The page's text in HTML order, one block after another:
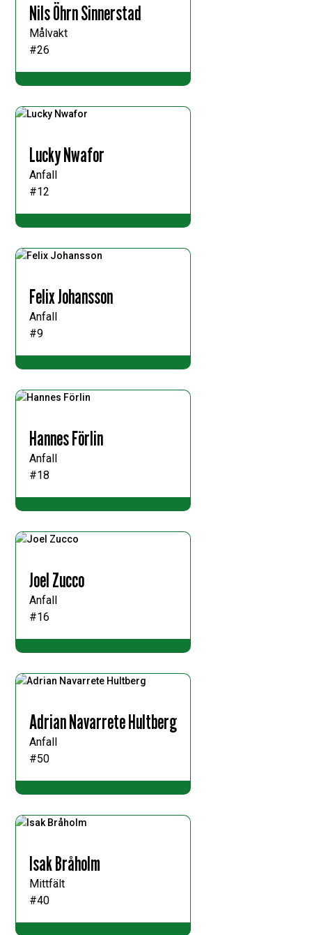
Nils Öhrn Sinnerstad
Målvakt
#26
Lucky Nwafor
Anfall
#12
Felix Johansson
Anfall
#9
Hannes Förlin
Anfall
#18
Joel Zucco
Anfall
#16
Adrian Navarrete Hultberg
Anfall
#50
Isak Bråholm
Mittfält
#40